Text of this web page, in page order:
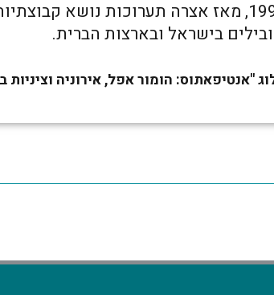
האוצרותית ב-1992, מאז אצרה תערוכות נושא
בישראל ובארצות הברית.
"אנטיפאתוס: הומור אפל, אירוניה